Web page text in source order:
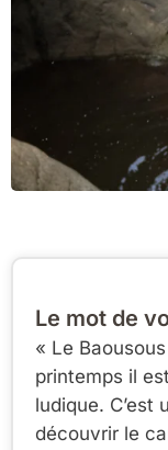
« Le
printemps il
ludique. C’est
découvrir le
Le mot de